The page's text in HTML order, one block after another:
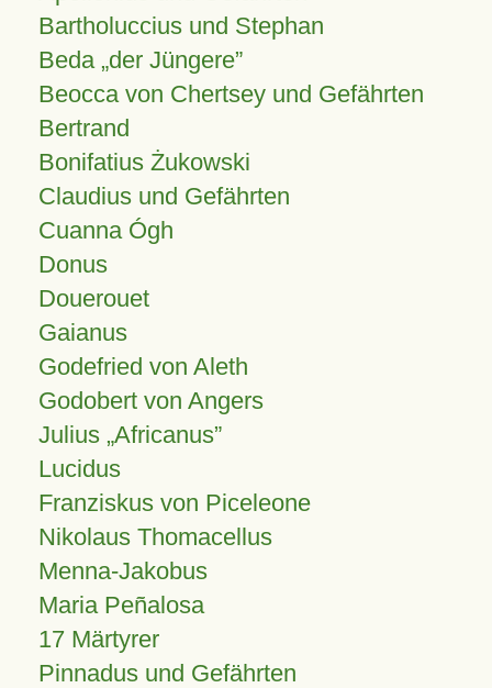
Bartholuccius und Stephan
Beda „der Jüngere”
Beocca von Chertsey und Gefährten
Bertrand
Bonifatius Żukowski
Claudius und Gefährten
Cuanna Ógh
Donus
Douerouet
Gaianus
Godefried von Aleth
Godobert von Angers
Julius Africanus
Lucidus
Franziskus von Piceleone
Nikolaus Thomacellus
Menna-Jakobus
Maria Peñalosa
17 Märtyrer
Pinnadus und Gefährten